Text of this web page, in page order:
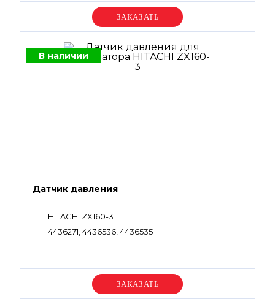
Уточняйте цену
В наличии
Датчик давления
HITACHI ZX160-3
4436271, 4436536, 4436535
Уточняйте цену